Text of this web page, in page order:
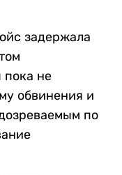
задержала
пока не
обвинения и
по